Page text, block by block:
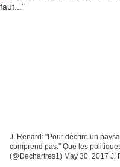
J. Renard: "Pour décrire un
comprend pas." Que les
(@Dechartres1) May 30, 2017 J.